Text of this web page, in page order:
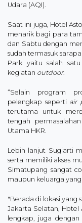
Udara (AQI).
Saat ini juga, Hotel
menarik bagi para
dan Sabtu dengan
sudah termasuk
Park yaitu salah
kegiatan outdoor.
“Selain program
pelengkap seperti air
terutama untuk
tengah
Utama HKR.
Lebih lanjut Sugiarti
serta memiliki akses
Simatupang sangat
maupun keluarga
"Berada di lokasi yang
Jakarta Selatan, Hotel
lengkap, juga